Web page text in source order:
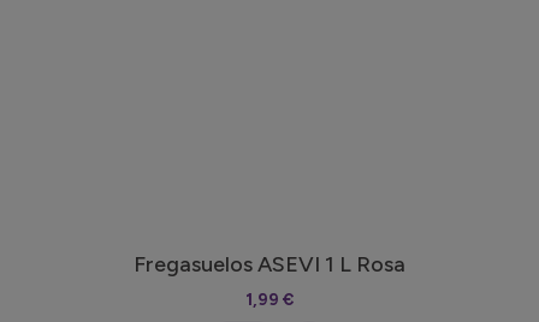
Fregasuelos ASEVI 1 L Rosa
1,99 €